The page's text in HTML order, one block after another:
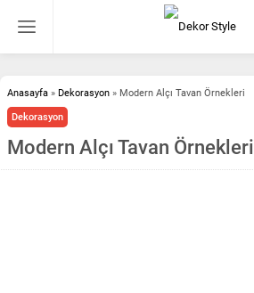
Anasayfa » Dekorasyon » Modern Alçı Tavan Örnekleri
Dekorasyon
Modern Alçı Tavan Örnekleri